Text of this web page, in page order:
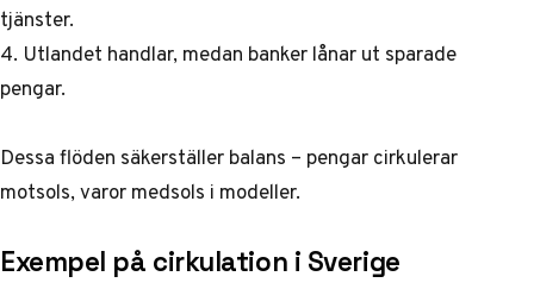
tjänster.
4. Utlandet handlar, medan banker lånar ut sparade
pengar.
Dessa flöden säkerställer balans – pengar cirkulerar
motsols, varor medsols i modeller.
Exempel på cirkulation i Sverige